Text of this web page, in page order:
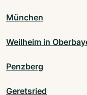
München
Weilheim in
Penzberg
Geretsried